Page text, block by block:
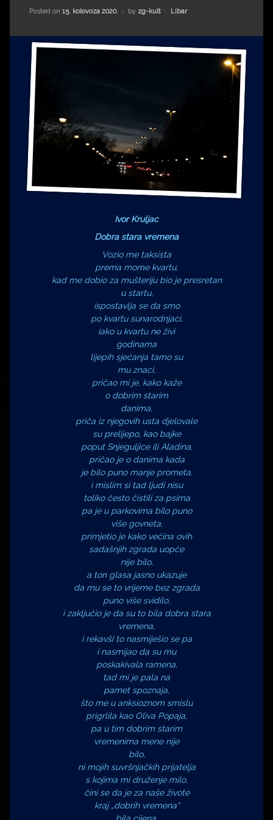
Matea Andrić
Ljiljana Lekanić-Kljaić
Željko Krznarić
Mario Lovreković
Miroslav Šantek
Posted on 15. kolovoza 2020. by zg-kult Kategorije:
Libar
Ivor Kruljac
Dobra stara vremena
Vozio me taksista
prema mome kvartu,
kad me dobio za mušteriju bio je presretan
u startu,
ispostavlja se da smo
po kvartu sunarodnjaci,
iako u kvartu ne živi
godinama
lijepih sjećanja tamo su
mu znaci,
pričao mi je, kako kaže
o dobrim starim
danima,
priča iz njegovih usta djelovale
su prelijepo, kao bajke
poput Snjeguljice ili Aladina,
pričao je o danima kada
je bilo puno manje prometa,
i mislim si tad ljudi nisu
toliko često čistili za psima
pa je u parkovima bilo puno
više govneta,
primjetio je kako većina ovih
sadašnjih zgrada uopće
nije bilo,
a ton glasa jasno ukazuje
da mu se to vrijeme bez zgrada
puno više svidilo,
i zaključio je da su to bila dobra stara
vremena,
i rekavši to nasmiješio se pa
i nasmijao da su mu
poskakivala ramena,
tad mi je pala na
pamet spoznaja,
što me u anksioznom smislu
prigrlila kao Oliva Popaja,
pa u tim dobrim starim
vremenima mene nije
bilo,
ni mojih suvršnjačkih prijatelja
s kojima mi druženje milo,
čini se da je za naše živote
kraj „dobrih vremena“